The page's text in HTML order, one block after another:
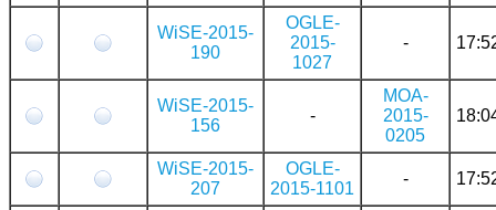
WiSE-2015-
190
OGLE-
2015-
1027
-
WiSE-2015-
156
-
MOA-
2015-
0205
WiSE-2015-
207
OGLE-
2015-1101
-